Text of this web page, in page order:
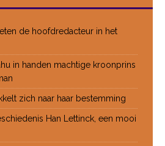
de hoofdredacteur in het
in handen machtige kroonprins
zich naar haar bestemming
Han Lettinck, een mooi